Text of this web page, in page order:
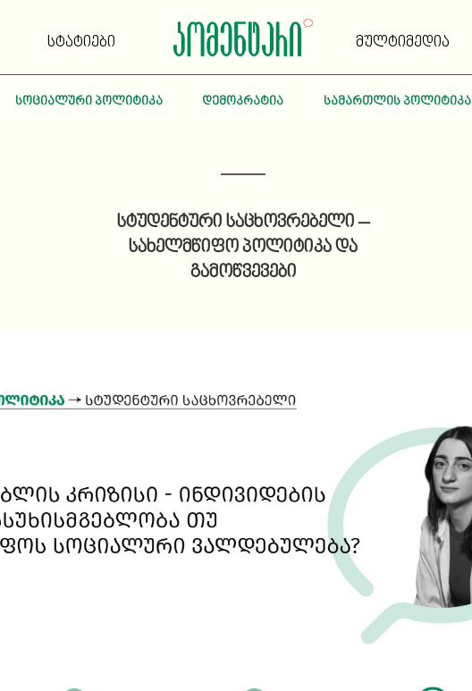
სტატიები მულტიმედია
სოციალური პოლიტიკა დემოკრატია სამართლის პოლიტიკა
სტუდენტური საცხოვრებელი –
სახელმწიფო პოლიტიკა და
გამოწვევები